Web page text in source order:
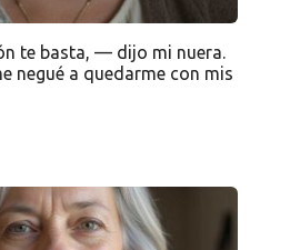
te basta, — dijo mi nuera.
negué a quedarme con mis